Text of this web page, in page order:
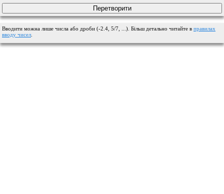
Вводити можна лише числа або дроби (-2.4, 5/7, ...). Більш детально читайте в правилах
вводу чисел